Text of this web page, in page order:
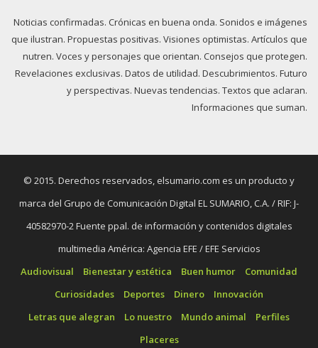
Noticias confirmadas. Crónicas en buena onda. Sonidos e imágenes
que ilustran. Propuestas positivas. Visiones optimistas. Artículos que
nutren. Voces y personajes que orientan. Consejos que protegen.
Revelaciones exclusivas. Datos de utilidad. Descubrimientos. Futuro
y perspectivas. Nuevas tendencias. Textos que aclaran.
Informaciones que suman.
© 2015. Derechos reservados, elsumario.com es un producto y
marca del Grupo de Comunicación Digital EL SUMARIO, C.A. / RIF: J-
40582970-2 Fuente ppal. de información y contenidos digitales
multimedia América: Agencia EFE / EFE Servicios
Audiovisual
Bienestar y estética Buen humor
Comunidad
Curiosidades
Deportes Dinero
Innovación
Letras que alegran
Lo nuestro Mundo animal
Perfiles
Placeres